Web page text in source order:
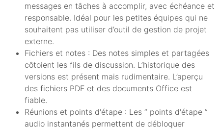
messages en tâches à accomplir, avec échéance et
responsable. Idéal pour les petites équipes qui ne
souhaitent pas utiliser d’outil de gestion de projet
externe.
Fichiers et notes : Des notes simples et partagées
côtoient les fils de discussion. L’historique des
versions est présent mais rudimentaire. L’aperçu
des fichiers PDF et des documents Office est
fiable.
Réunions et points d'étape : Les “ points d'étape ”
audio instantanés permettent de débloquer